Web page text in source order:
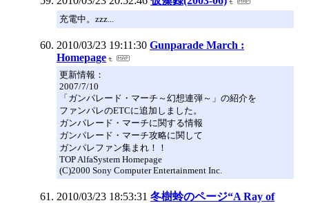
充電中。zzz...
2010/03/23 19:11:30 Gunparade March :
Homepage
更新情報：
2007/7/10
「ガンパレード・マーチ～幻想連弾～」の紹介を
ファンパレのETCに追加しました。
ガンパレード・マーチに関する情報
ガンパレード・マーチ攻略に関して
ガンパレファン集まれ！！
TOP AlfaSystem Homepage
(C)2000 Sony Computer Entertainment Inc.
2010/03/23 18:53:31 冬樹蛉のページ“A Ray of